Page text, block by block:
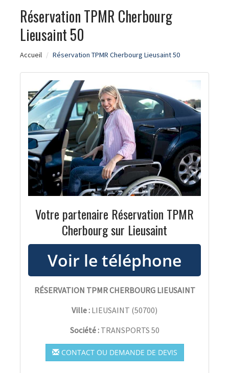
Réservation TPMR Cherbourg
Lieusaint 50
Accueil Réservation TPMR Cherbourg Lieusaint 50
Votre partenaire Réservation TPMR
Cherbourg sur Lieusaint
RÉSERVATION TPMR CHERBOURG LIEUSAINT
Ville : LIEUSAINT (50700)
Société : TRANSPORTS 50
CONTACT OU DEMANDE DE DEVIS